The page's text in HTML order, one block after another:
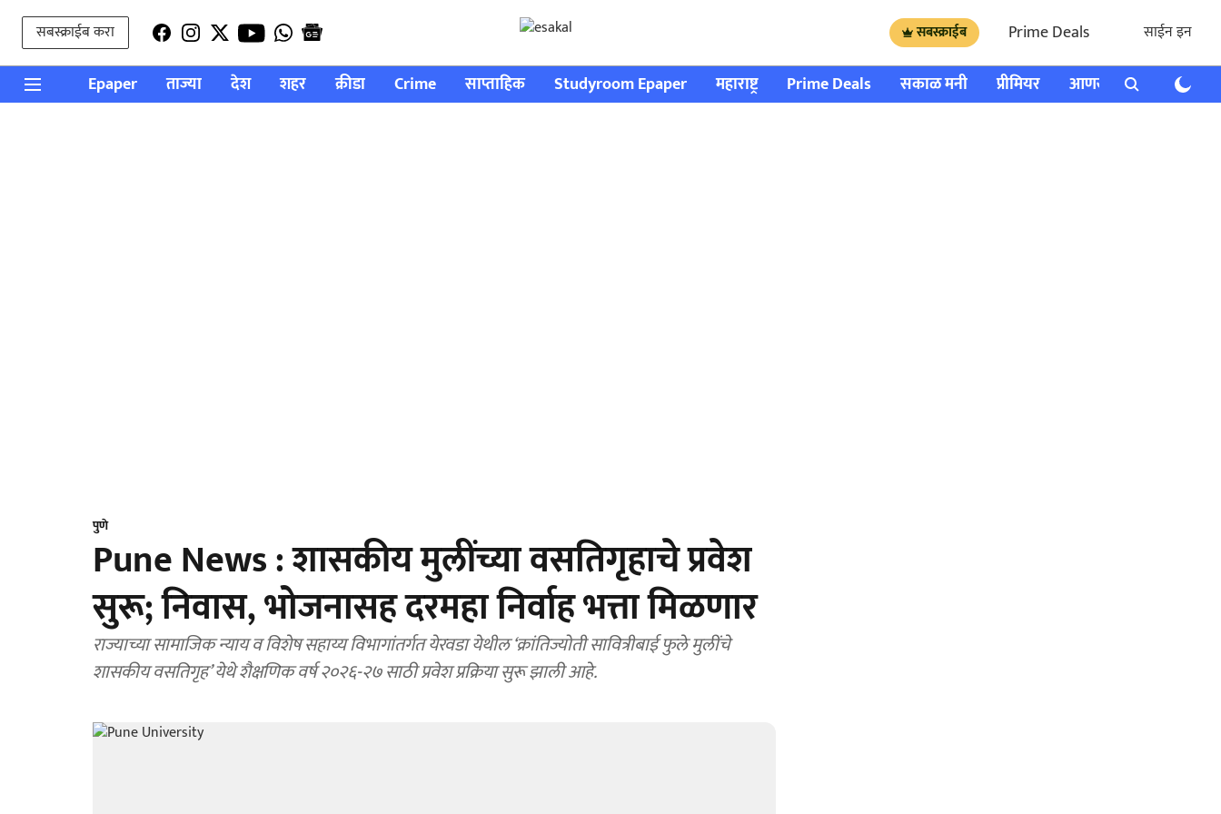
सबस्क्राईब करा सबस्क्राईब Prime Deals साईन इन
Epaper ताज्या देश शहर क्रीडा Crime साप्ताहिक Studyroom Epaper महाराष्ट्र Prime Deals सकाळ मनी प्रीमियर आणखी राशी भविष्य
पुणे
Pune News : शासकीय मुलींच्या वसतिगृहाचे प्रवेश
सुरू; निवास, भोजनासह दरमहा निर्वाह भत्ता मिळणार
राज्याच्या सामाजिक न्याय व विशेष सहाय्य विभागांतर्गत येरवडा येथील ‘क्रांतिज्योती सावित्रीबाई फुले मुलींचे
शासकीय वसतिगृह’ येथे शैक्षणिक वर्ष २०२६-२७ साठी प्रवेश प्रक्रिया सुरू झाली आहे.